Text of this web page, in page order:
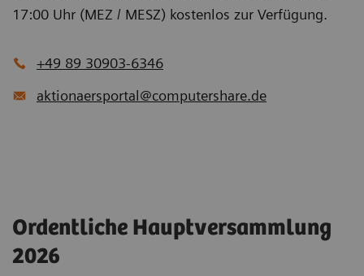
17:00 Uhr (MEZ / MESZ) kostenlos zur Verfügung.
+49 89 30903-6346
aktionaersportal@computershare.de
Ordentliche Hauptversammlung
2026